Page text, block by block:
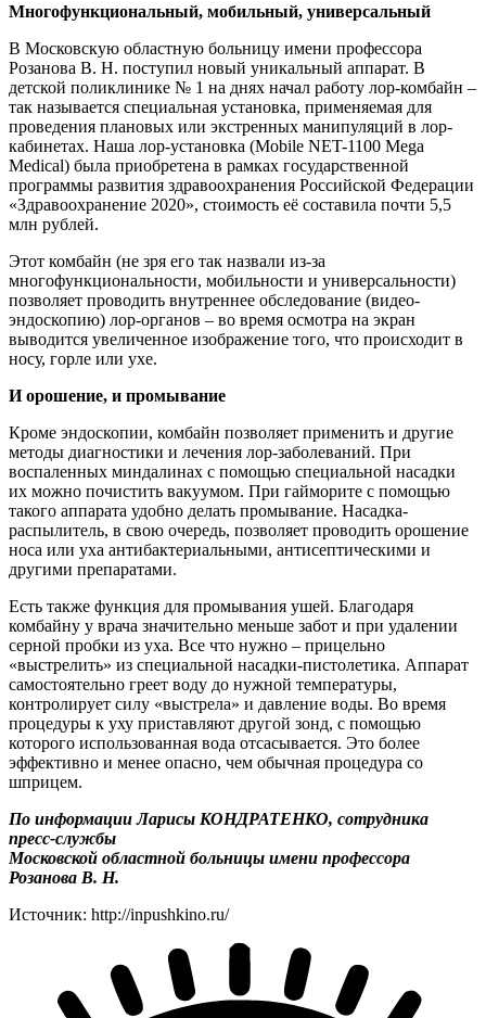
Многофункциональный, мобильный, универсальный
В Московскую областную больницу имени профессора
Розанова В. Н. поступил новый уникальный аппарат. В
детской поликлинике № 1 на днях начал работу лор-комбайн –
так называется специальная установка, применяемая для
проведения плановых или экстренных манипуляций в лор-
кабинетах. Наша лор-установка (Mobile NET-1100 Mega
Medical) была приобретена в рамках государственной
программы развития здравоохранения Российской Федерации
«Здравоохранение 2020», стоимость её составила почти 5,5
млн рублей.
Этот комбайн (не зря его так назвали из-за
многофункциональности, мобильности и универсальности)
позволяет проводить внутреннее обследование (видео-
эндоскопию) лор-органов – во время осмотра на экран
выводится увеличенное изображение того, что происходит в
носу, горле или ухе.
И орошение, и промывание
Кроме эндоскопии, комбайн позволяет применить и другие
методы диагностики и лечения лор-заболеваний. При
воспаленных миндалинах с помощью специальной насадки
их можно почистить вакуумом. При гайморите с помощью
такого аппарата удобно делать промывание. Насадка-
распылитель, в свою очередь, позволяет проводить орошение
носа или уха антибактериальными, антисептическими и
другими препаратами.
Есть также функция для промывания ушей. Благодаря
комбайну у врача значительно меньше забот и при удалении
серной пробки из уха. Все что нужно – прицельно
«выстрелить» из специальной насадки-пистолетика. Аппарат
самостоятельно греет воду до нужной температуры,
контролирует силу «выстрела» и давление воды. Во время
процедуры к уху приставляют другой зонд, с помощью
которого использованная вода отсасывается. Это более
эффективно и менее опасно, чем обычная процедура со
шприцем.
По информации Ларисы КОНДРАТЕНКО, сотрудника
пресс-службы
Московской областной больницы имени профессора
Розанова В. Н.
Источник: http://inpushkino.ru/